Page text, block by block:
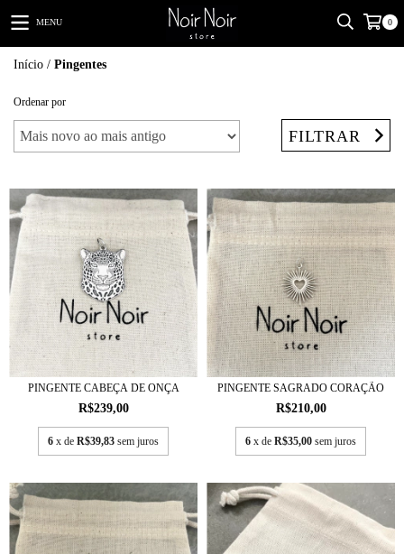
MENU 0
Início / Pingentes
Ordenar por
FILTRAR
PINGENTE CABEÇA DE ONÇA
R$239,00
6 x de R$39,83 sem juros
PINGENTE SAGRADO CORAÇÃO
R$210,00
6 x de R$35,00 sem juros